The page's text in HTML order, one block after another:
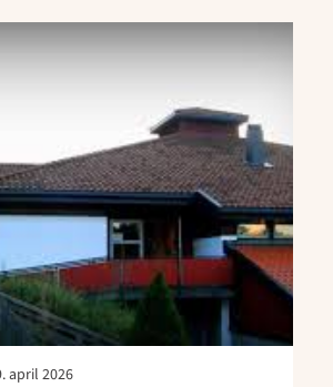
april 2026
Read
Austre
Moland"